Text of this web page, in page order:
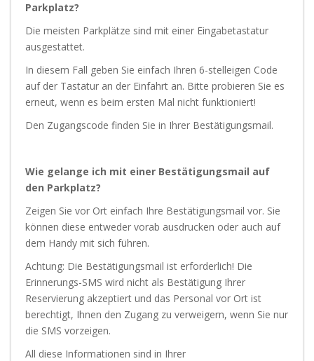
Parkplatz?
Die meisten Parkplätze sind mit einer Eingabetastatur
ausgestattet.
In diesem Fall geben Sie einfach Ihren 6-stelleigen Code
auf der Tastatur an der Einfahrt an. Bitte probieren Sie es
erneut, wenn es beim ersten Mal nicht funktioniert!
Den Zugangscode finden Sie in Ihrer Bestätigungsmail.
Wie gelange ich mit einer Bestätigungsmail auf
den Parkplatz?
Zeigen Sie vor Ort einfach Ihre Bestätigungsmail vor. Sie
können diese entweder vorab ausdrucken oder auch auf
dem Handy mit sich führen.
Achtung: Die Bestätigungsmail ist erforderlich! Die
Erinnerungs-SMS wird nicht als Bestätigung Ihrer
Reservierung akzeptiert und das Personal vor Ort ist
berechtigt, Ihnen den Zugang zu verweigern, wenn Sie nur
die SMS vorzeigen.
All diese Informationen sind in Ihrer